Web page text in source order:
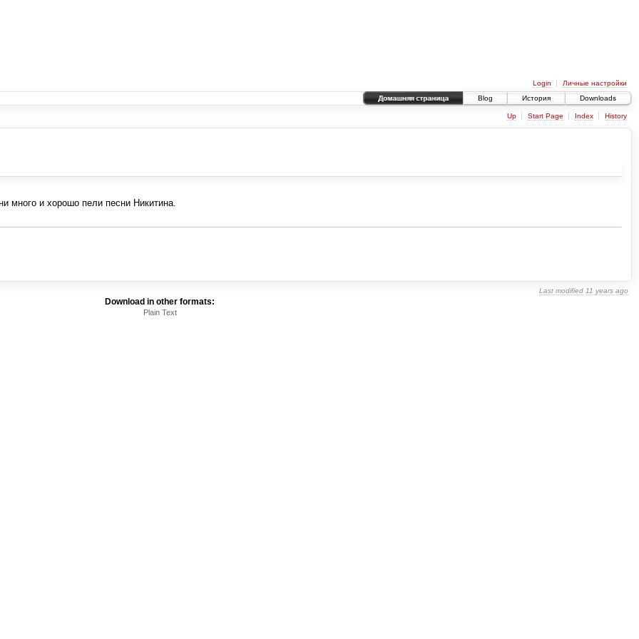
Login
Личные настройки
Домашняя страница
Blog История Downloads
Up Start Page Index History
много и хорошо пели песни Никитина.
Last modified 11 years ago
Download in other formats:
Plain Text